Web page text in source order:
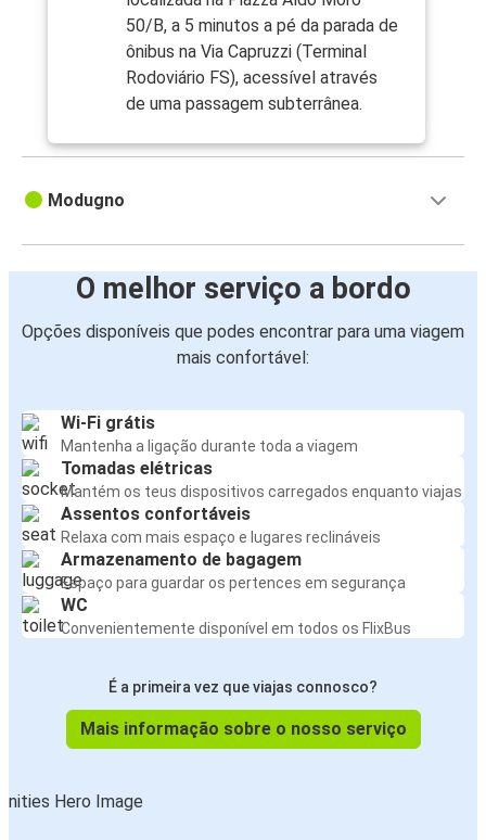
50/B, a 5 minutos a pé da parada de
ônibus na Via Capruzzi (Terminal
Rodoviário FS), acessível através
de uma passagem subterrânea.
Modugno
O melhor serviço a bordo
Opções disponíveis que podes encontrar para uma viagem
mais confortável:
Wi-Fi grátis
Mantenha a ligação durante toda a viagem
Tomadas elétricas
Mantém os teus dispositivos carregados enquanto viajas
Assentos confortáveis
Relaxa com mais espaço e lugares reclináveis
Armazenamento de bagagem
Espaço para guardar os pertences em segurança
WC
Convenientemente disponível em todos os FlixBus
É a primeira vez que viajas connosco?
Mais informação sobre o nosso serviço